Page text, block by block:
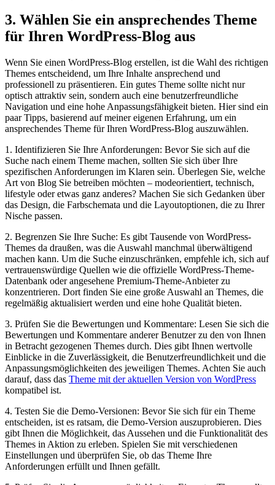
3. Wählen Sie ein ansprechendes Theme
für Ihren WordPress-Blog aus
Wenn Sie einen WordPress-Blog erstellen, ist die Wahl des richtigen
Themes entscheidend, um Ihre Inhalte ansprechend und
professionell zu präsentieren. Ein gutes Theme sollte nicht nur
optisch attraktiv sein, sondern auch eine benutzerfreundliche
Navigation und eine hohe Anpassungsfähigkeit bieten. Hier sind ein
paar Tipps, basierend auf meiner eigenen Erfahrung, um ein
ansprechendes Theme für Ihren WordPress-Blog auszuwählen.
1. Identifizieren Sie Ihre Anforderungen: Bevor Sie sich auf die
Suche nach einem Theme machen, sollten Sie sich über Ihre
spezifischen Anforderungen im Klaren sein. Überlegen Sie, welche
Art von Blog Sie betreiben möchten – modeorientiert, technisch,
lifestyle oder etwas ganz anderes? Machen Sie sich Gedanken über
das Design, die Farbschemata und die Layoutoptionen, die zu Ihrer
Nische passen.
2. Begrenzen Sie Ihre Suche: Es gibt Tausende von WordPress-
Themes da draußen, was die Auswahl manchmal überwältigend
machen kann. Um die Suche einzuschränken, empfehle ich, sich auf
vertrauenswürdige Quellen wie die offizielle WordPress-Theme-
Datenbank oder angesehene Premium-Theme-Anbieter zu
konzentrieren. Dort finden Sie eine große Auswahl an Themes, die
regelmäßig aktualisiert werden und eine hohe Qualität bieten.
3. Prüfen Sie die Bewertungen und Kommentare: Lesen Sie sich die
Bewertungen und Kommentare anderer Benutzer zu den von Ihnen
in Betracht gezogenen Themes durch. Dies gibt Ihnen wertvolle
Einblicke in die Zuverlässigkeit, die Benutzerfreundlichkeit und die
Anpassungsmöglichkeiten des jeweiligen Themes. Achten Sie auch
darauf, dass das Theme mit der aktuellen Version von WordPress
kompatibel ist.
4. Testen Sie die Demo-Versionen: Bevor Sie sich für ein Theme
entscheiden, ist es ratsam, die Demo-Version auszuprobieren. Dies
gibt Ihnen die Möglichkeit, das Aussehen und die Funktionalität des
Themes in Aktion zu erleben. Spielen Sie mit verschiedenen
Einstellungen und überprüfen Sie, ob das Theme Ihre
Anforderungen erfüllt und Ihnen gefällt.